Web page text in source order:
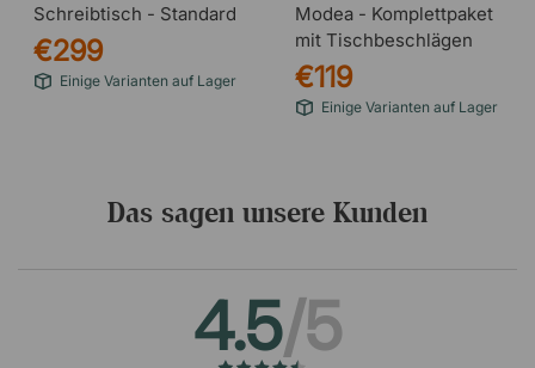
Schreibtisch - Standard
€299
Einige Varianten auf Lager
Modea - Komplettpaket
mit Tischbeschlägen
€119
Einige Varianten auf Lager
Das sagen unsere Kunden
4.5/5